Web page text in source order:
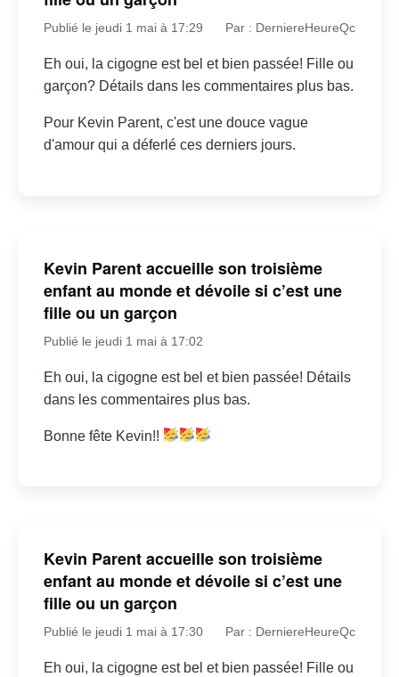
Publié le jeudi 1 mai à 17:29 Par : DerniereHeureQc
Eh oui, la cigogne est bel et bien passée! Fille ou
garçon? Détails dans les commentaires plus bas.
Pour Kevin Parent, c'est une douce vague
d'amour qui a déferlé ces derniers jours.
Kevin Parent accueille son troisième
enfant au monde et dévoile si c’est une
fille ou un garçon
Publié le jeudi 1 mai à 17:02
Eh oui, la cigogne est bel et bien passée! Détails
dans les commentaires plus bas.
Bonne fête Kevin!!
Kevin Parent accueille son troisième
enfant au monde et dévoile si c’est une
fille ou un garçon
Publié le jeudi 1 mai à 17:30 Par : DerniereHeureQc
Eh oui, la cigogne est bel et bien passée! Fille ou